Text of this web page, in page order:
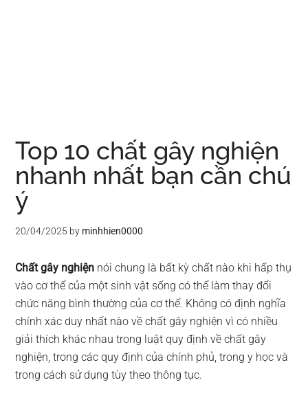
Top 10 chất gây nghiện
nhanh nhất bạn cần chú
ý
20/04/2025 by minhhien0000
Chất gây nghiện nói chung là bất kỳ chất nào khi hấp thụ
vào cơ thể của một sinh vật sống có thể làm thay đổi
chức năng bình thường của cơ thể. Không có định nghĩa
chính xác duy nhất nào về chất gây nghiện vì có nhiều
giải thích khác nhau trong luật quy định về chất gây
nghiện, trong các quy định của chính phủ, trong y học và
trong cách sử dụng tùy theo thông tục.